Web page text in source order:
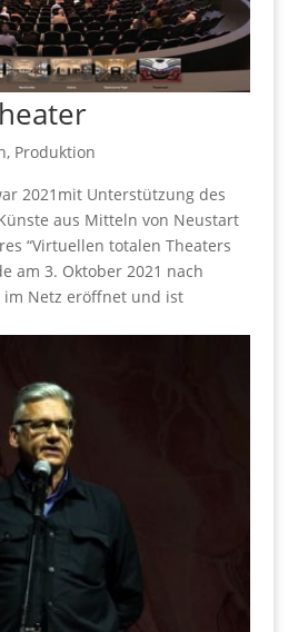
, Produktion
2021mit Unterstützung des
aus Mitteln von Neustart
“Virtuellen totalen Theaters
am 3. Oktober 2021 nach
Netz eröffnet und ist